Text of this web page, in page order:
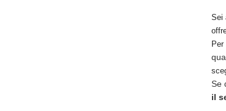
Sei
Se
il